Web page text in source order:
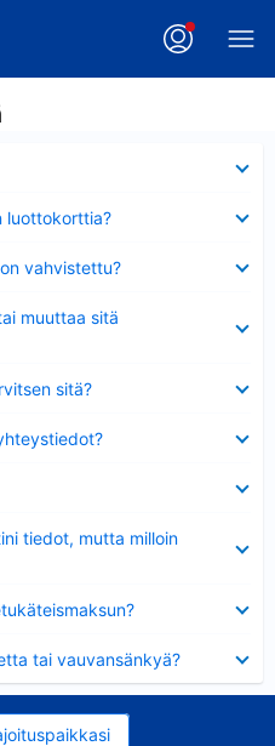
luottokorttia?
vahvistettu?
muuttaa sitä
sitä?
tiedot, mutta milloin
tai vauvansänkyä?